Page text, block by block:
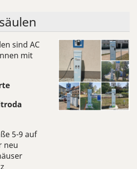
sind AC
mit
5-9 auf
neu